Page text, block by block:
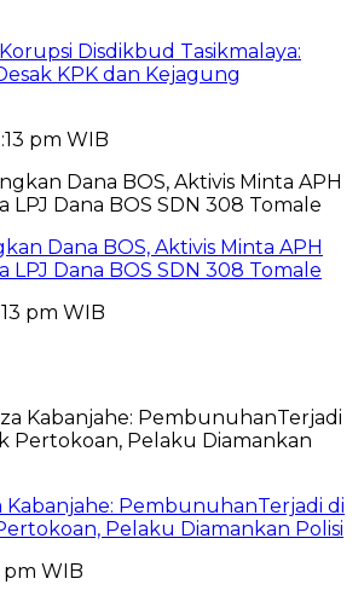
Disdikbud Tasikmalaya:
KPK dan Kejagung
pm WIB
Dana BOS, Aktivis Minta APH
LPJ Dana BOS SDN 308 Tomale
pm WIB
Kabanjahe: PembunuhanTerjadi di
Pelaku Diamankan Polisi
pm WIB